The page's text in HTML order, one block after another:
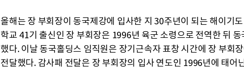
올해는 장 부회장이 동국제강에 입사한 지 30주년이 되는 해이기
학교 41기 출신인 장 부회장은 1996년 육군 소령으로 전역한 뒤
했다. 이날 동국홀딩스 임직원은 장기근속자 표창 시간에 장 부회
전달했다. 감사패 전달은 장 부회장의 입사 연도인 1996년에 태어